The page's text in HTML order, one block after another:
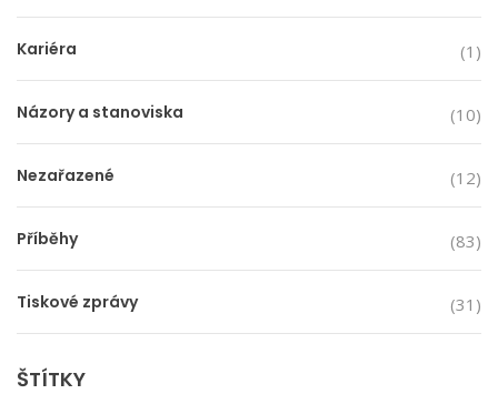
Kariéra (1)
Názory a stanoviska (10)
Nezařazené (12)
Příběhy (83)
Tiskové zprávy (31)
ŠTÍTKY